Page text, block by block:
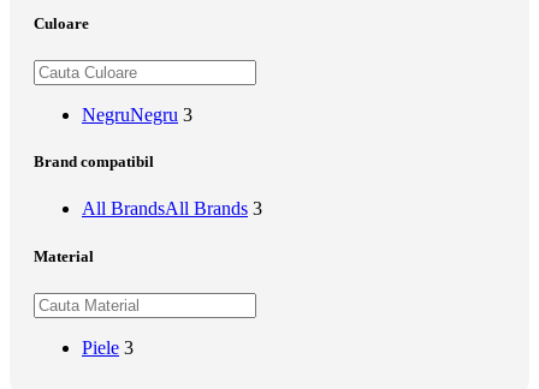
Culoare
NegruNegru 3
Brand compatibil
All BrandsAll Brands 3
Material
Piele 3